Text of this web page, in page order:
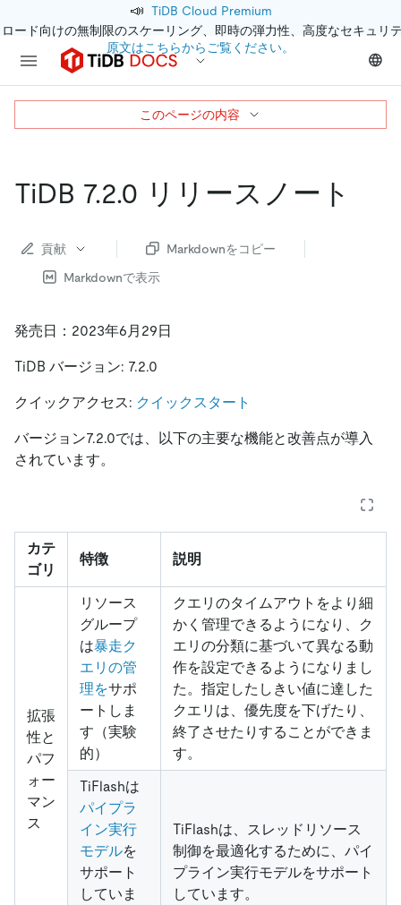
📣 TiDB Cloud Premium
ード向けの無制限のスケーリング、即時の弾力性、高度なセキュリ
原文はこちらからご覧ください。
TiDB 7.2.0 リリースノート
貢献
Markdownをコピー
Markdownで表示
発売日：2023年6月29日
TiDB バージョン: 7.2.0
クイックアクセス: クイックスタート
バージョン7.2.0では、以下の主要な機能と改善点が導入
されています。
カテ
ゴリ
特徴 説明
拡張
性と
パフ
ォー
マン
ス
リソース
グループ
は暴走ク
エリの管
理をサポ
ートしま
す（実験
的）
クエリのタイムアウトをより細
かく管理できるようになり、ク
エリの分類に基づいて異なる動
作を設定できるようになりまし
た。指定したしきい値に達した
クエリは、優先度を下げたり、
終了させたりすることができま
す。
TiFlashは
パイプラ
イン実行
モデルを
サポート
していま
TiFlashは、スレッドリソース
制御を最適化するために、パイ
プライン実行モデルをサポート
しています。
このページの内容